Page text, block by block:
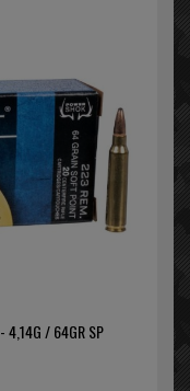
4,14G / 64GR SP